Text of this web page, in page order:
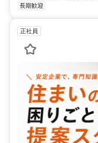
長期歓迎
正社員